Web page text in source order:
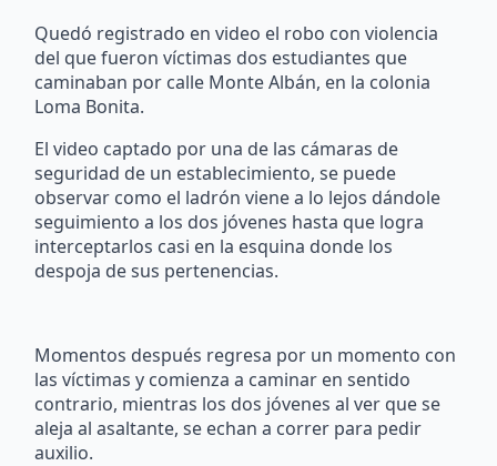
Quedó registrado en video el robo con violencia
del que fueron víctimas dos estudiantes que
caminaban por calle Monte Albán, en la colonia
Loma Bonita.
El video captado por una de las cámaras de
seguridad de un establecimiento, se puede
observar como el ladrón viene a lo lejos dándole
seguimiento a los dos jóvenes hasta que logra
interceptarlos casi en la esquina donde los
despoja de sus pertenencias.
Momentos después regresa por un momento con
las víctimas y comienza a caminar en sentido
contrario, mientras los dos jóvenes al ver que se
aleja al asaltante, se echan a correr para pedir
auxilio.